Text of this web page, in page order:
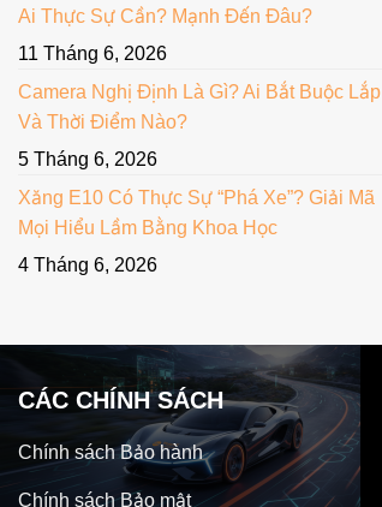
Ai Thực Sự Cần? Mạnh Đến Đâu?
11 Tháng 6, 2026
Camera Nghị Định Là Gì? Ai Bắt Buộc Lắp
Và Thời Điểm Nào?
5 Tháng 6, 2026
Xăng E10 Có Thực Sự “Phá Xe”? Giải Mã
Mọi Hiểu Lầm Bằng Khoa Học
4 Tháng 6, 2026
CÁC CHÍNH SÁCH
Chính sách Bảo hành
Chính sách Bảo mật